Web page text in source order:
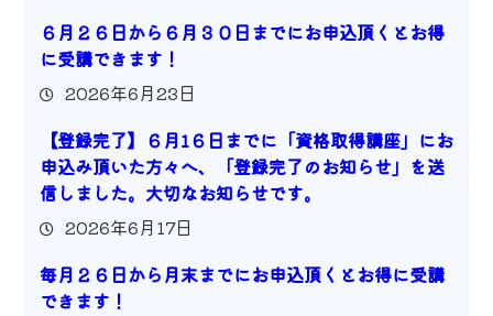
６月２６日から６月３０日までにお申込頂くとお得
に受講できます！
2026年6月23日
【登録完了】６月1６日までに「資格取得講座」にお
申込み頂いた方々へ、「登録完了のお知らせ」を送
信しました。大切なお知らせです。
2026年6月17日
毎月２６日から月末までにお申込頂くとお得に受講
できます！